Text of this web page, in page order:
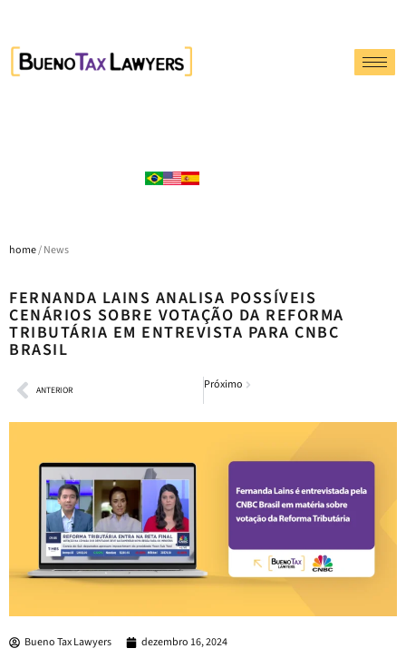
home/ News
FERNANDA LAINS ANALISA POSSÍVEIS
CENÁRIOS SOBRE VOTAÇÃO DA REFORMA
TRIBUTÁRIA EM ENTREVISTA PARA CNBC
BRASIL
ANTERIOR Próximo
Bueno Tax Lawyers dezembro 16, 2024